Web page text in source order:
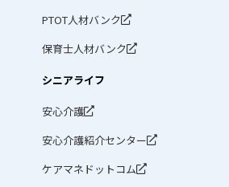
PTOT人材バンク
保育士人材バンク
シニアライフ
安心介護
安心介護紹介センター
ケアマネドットコム